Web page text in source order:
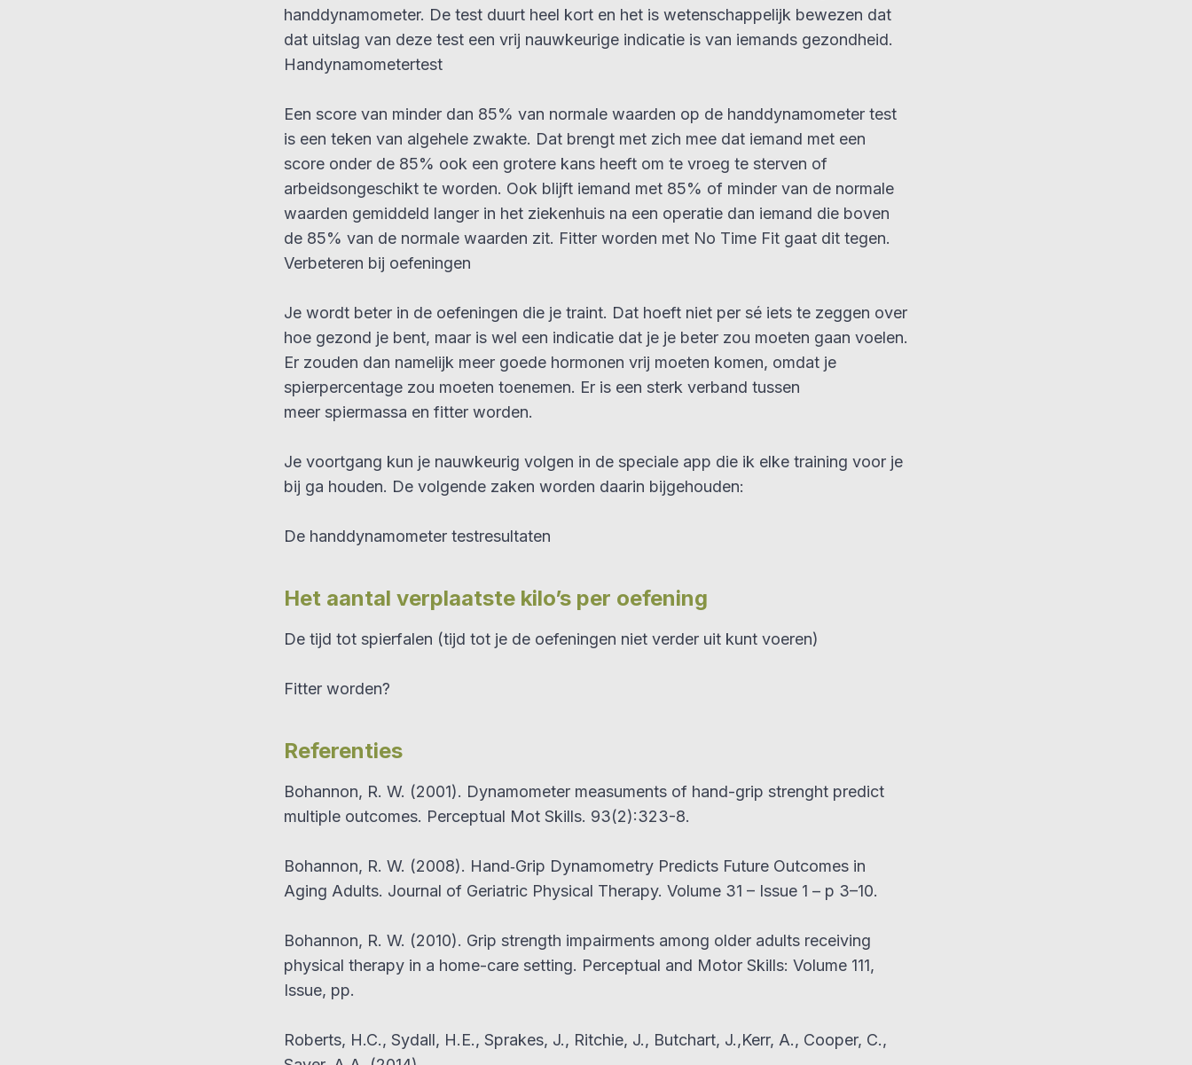
handdynamometer. De test duurt heel kort en het is wetenschappelijk bewezen dat
dat uitslag van deze test een vrij nauwkeurige indicatie is van iemands gezondheid.
Handynamometertest
Een score van minder dan 85% van normale waarden op de handdynamometer test
is een teken van algehele zwakte. Dat brengt met zich mee dat iemand met een
score onder de 85% ook een grotere kans heeft om te vroeg te sterven of
arbeidsongeschikt te worden. Ook blijft iemand met 85% of minder van de normale
waarden gemiddeld langer in het ziekenhuis na een operatie dan iemand die boven
de 85% van de normale waarden zit. Fitter worden met No Time Fit gaat dit tegen.
Verbeteren bij oefeningen
Je wordt beter in de oefeningen die je traint. Dat hoeft niet per sé iets te zeggen over
hoe gezond je bent, maar is wel een indicatie dat je je beter zou moeten gaan voelen.
Er zouden dan namelijk meer goede hormonen vrij moeten komen, omdat je
spierpercentage zou moeten toenemen. Er is een sterk verband tussen
meer spiermassa en fitter worden.
Je voortgang kun je nauwkeurig volgen in de speciale app die ik elke training voor je
bij ga houden. De volgende zaken worden daarin bijgehouden:
De handdynamometer testresultaten
Het aantal verplaatste kilo’s per oefening
De tijd tot spierfalen (tijd tot je de oefeningen niet verder uit kunt voeren)
Fitter worden?
Referenties
Bohannon, R. W. (2001). Dynamometer measuments of hand-grip strenght predict
multiple outcomes. Perceptual Mot Skills. 93(2):323-8.
Bohannon, R. W. (2008). Hand‐Grip Dynamometry Predicts Future Outcomes in
Aging Adults. Journal of Geriatric Physical Therapy. Volume 31 – Issue 1 – p 3–10.
Bohannon, R. W. (2010). Grip strength impairments among older adults receiving
physical therapy in a home-care setting. Perceptual and Motor Skills: Volume 111,
Issue, pp.
Roberts, H.C., Sydall, H.E., Sprakes, J., Ritchie, J., Butchart, J.,Kerr, A., Cooper, C.,